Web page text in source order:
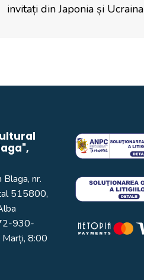
invitați din Japonia și Ucraina
Blaga, nr.
515800,
930-
Marți, 8:00